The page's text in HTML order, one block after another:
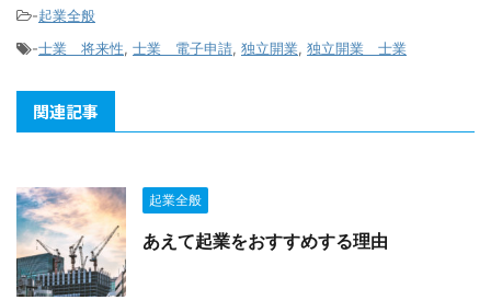
-起業全般
-士業 将来性, 士業 電子申請, 独立開業, 独立開業 士業
関連記事
起業全般
あえて起業をおすすめする理由